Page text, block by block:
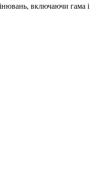
включаючи гама і